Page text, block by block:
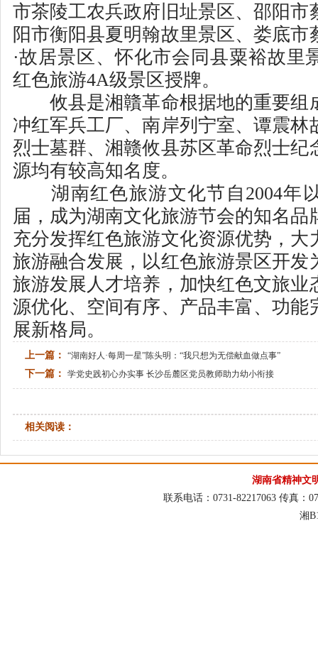
市茶陵工农兵政府旧址景区、邵阳市
阳市衡阳县夏明翰故里景区、娄底市
·故居景区、怀化市会同县粟裕故里
红色旅游4A级景区授牌。
攸县是湘贛革命根据地的重要组
冲红军兵工厂、南岸列宁室、谭震林
烈士墓群、湘赣攸县苏区革命烈士纪
源均有较高知名度。
湖南红色旅游文化节自2004年
届，成为湖南文化旅游节会的知名品
充分发挥红色旅游文化资源优势，大
旅游融合发展，以红色旅游景区开发
旅游发展人才培养，加快红色文旅业
源优化、空间有序、产品丰富、功能
展新格局。
上一篇： “湖南好人·每周一星”陈头明：“我只想为无偿献血做点事”
下一篇： 学党史践初心办实事 长沙岳麓区党员教师助力幼小衔接
相关阅读：
湖南省精神文
联系电话：0731-82217063 传真：
湘